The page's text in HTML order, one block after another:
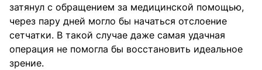
затянул с обращением за медицинской помощью,
через пару дней могло бы начаться отслоение
сетчатки. В такой случае даже самая удачная
операция не помогла бы восстановить идеальное
зрение.